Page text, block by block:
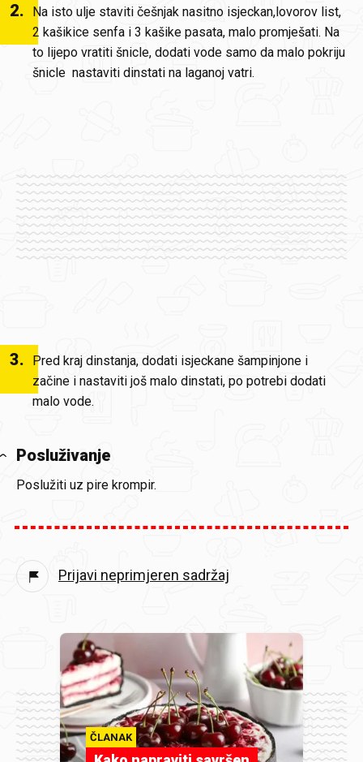
2.
Na isto ulje staviti češnjak nasitno isjeckan,lovorov list,
2 kašikice senfa i 3 kašike pasata, malo promješati. Na
to lijepo vratiti šnicle, dodati vode samo da malo pokriju
šnicle nastaviti dinstati na laganoj vatri.
3.
Pred kraj dinstanja, dodati isjeckane šampinjone i
začine i nastaviti još malo dinstati, po potrebi dodati
malo vode.
Posluživanje
Poslužiti uz pire krompir.
Prijavi neprimjeren sadržaj
ČLANAK